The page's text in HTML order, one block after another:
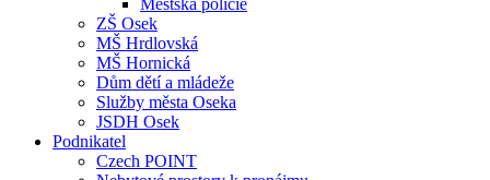
Městská policie
ZŠ Osek
MŠ Hrdlovská
MŠ Hornická
Dům dětí a mládeže
Služby města Oseka
JSDH Osek
Podnikatel
Czech POINT